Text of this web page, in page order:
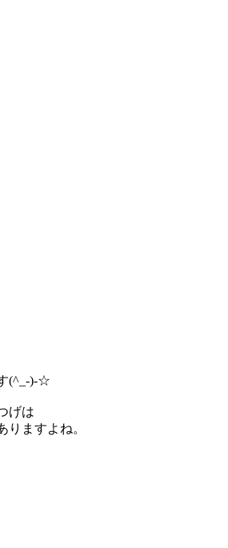
す(^_-)-☆
げは
りますよね。